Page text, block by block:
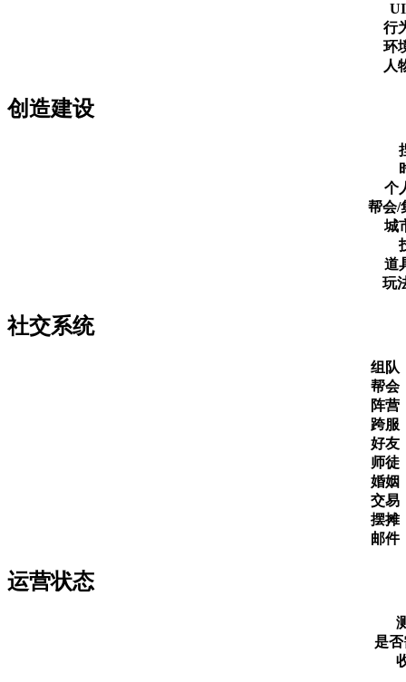
行
环
人
创造建设
个
帮会/
城
道
玩
社交系统
组队
帮会
阵营
跨服
好友
师徒
婚姻
交易
摆摊
邮件
运营状态
是